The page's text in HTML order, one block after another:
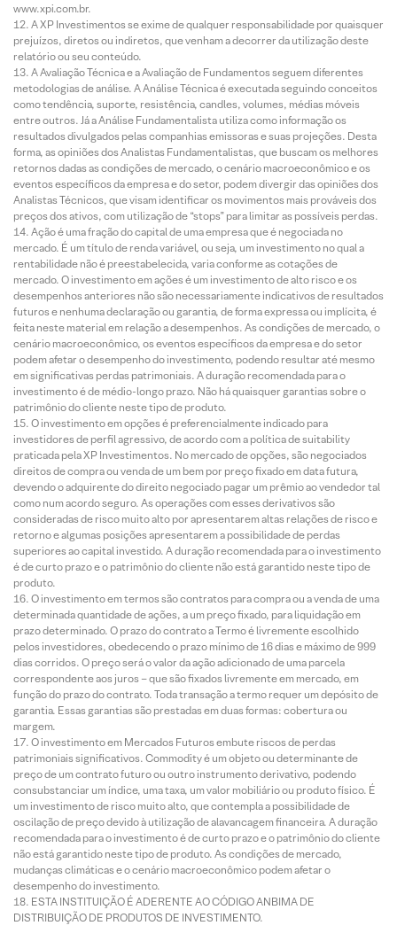
www.xpi.com.br.
A XP Investimentos se exime de qualquer responsabilidade por quaisquer
prejuízos, diretos ou indiretos, que venham a decorrer da utilização deste
relatório ou seu conteúdo.
A Avaliação Técnica e a Avaliação de Fundamentos seguem diferentes
metodologias de análise. A Análise Técnica é executada seguindo conceitos
como tendência, suporte, resistência, candles, volumes, médias móveis
entre outros. Já a Análise Fundamentalista utiliza como informação os
resultados divulgados pelas companhias emissoras e suas projeções. Desta
forma, as opiniões dos Analistas Fundamentalistas, que buscam os melhores
retornos dadas as condições de mercado, o cenário macroeconômico e os
eventos específicos da empresa e do setor, podem divergir das opiniões dos
Analistas Técnicos, que visam identificar os movimentos mais prováveis dos
preços dos ativos, com utilização de “stops” para limitar as possíveis perdas.
Ação é uma fração do capital de uma empresa que é negociada no
mercado. É um título de renda variável, ou seja, um investimento no qual a
rentabilidade não é preestabelecida, varia conforme as cotações de
mercado. O investimento em ações é um investimento de alto risco e os
desempenhos anteriores não são necessariamente indicativos de resultados
futuros e nenhuma declaração ou garantia, de forma expressa ou implícita, é
feita neste material em relação a desempenhos. As condições de mercado, o
cenário macroeconômico, os eventos específicos da empresa e do setor
podem afetar o desempenho do investimento, podendo resultar até mesmo
em significativas perdas patrimoniais. A duração recomendada para o
investimento é de médio-longo prazo. Não há quaisquer garantias sobre o
patrimônio do cliente neste tipo de produto.
O investimento em opções é preferencialmente indicado para
investidores de perfil agressivo, de acordo com a política de suitability
praticada pela XP Investimentos. No mercado de opções, são negociados
direitos de compra ou venda de um bem por preço fixado em data futura,
devendo o adquirente do direito negociado pagar um prêmio ao vendedor tal
como num acordo seguro. As operações com esses derivativos são
consideradas de risco muito alto por apresentarem altas relações de risco e
retorno e algumas posições apresentarem a possibilidade de perdas
superiores ao capital investido. A duração recomendada para o investimento
é de curto prazo e o patrimônio do cliente não está garantido neste tipo de
produto.
O investimento em termos são contratos para compra ou a venda de uma
determinada quantidade de ações, a um preço fixado, para liquidação em
prazo determinado. O prazo do contrato a Termo é livremente escolhido
pelos investidores, obedecendo o prazo mínimo de 16 dias e máximo de 999
dias corridos. O preço será o valor da ação adicionado de uma parcela
correspondente aos juros – que são fixados livremente em mercado, em
função do prazo do contrato. Toda transação a termo requer um depósito de
garantia. Essas garantias são prestadas em duas formas: cobertura ou
margem.
O investimento em Mercados Futuros embute riscos de perdas
patrimoniais significativos. Commodity é um objeto ou determinante de
preço de um contrato futuro ou outro instrumento derivativo, podendo
consubstanciar um índice, uma taxa, um valor mobiliário ou produto físico. É
um investimento de risco muito alto, que contempla a possibilidade de
oscilação de preço devido à utilização de alavancagem financeira. A duração
recomendada para o investimento é de curto prazo e o patrimônio do cliente
não está garantido neste tipo de produto. As condições de mercado,
mudanças climáticas e o cenário macroeconômico podem afetar o
desempenho do investimento.
ESTA INSTITUIÇÃO É ADERENTE AO CÓDIGO ANBIMA DE
DISTRIBUIÇÃO DE PRODUTOS DE INVESTIMENTO.